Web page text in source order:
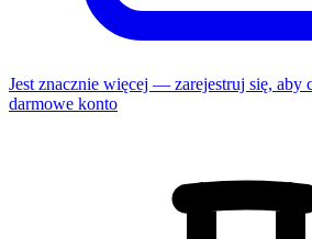
Jest znacznie więcej — zarejestruj się, aby
darmowe konto